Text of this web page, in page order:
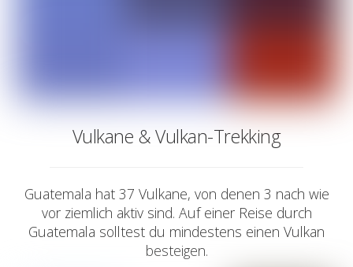
Vulkane & Vulkan-Trekking
Guatemala hat 37 Vulkane, von denen 3 nach wie
vor ziemlich aktiv sind. Auf einer Reise durch
Guatemala solltest du mindestens einen Vulkan
besteigen.